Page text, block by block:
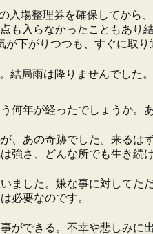
入場整理券を確保してから
も入らなかったこともあり
が下がりつつも、すぐに取
結局雨は降りませんでした。
何年が経ったでしょうか。
、あの奇跡でした。来るは
強さ、どんな所でも生き続
ました。嫌な事に対してた
必要なのです。
ができる。不幸や悲しみに